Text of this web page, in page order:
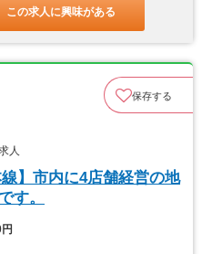
この求人に興味がある
保存する
人
】市内に4店舗経営の地
す。